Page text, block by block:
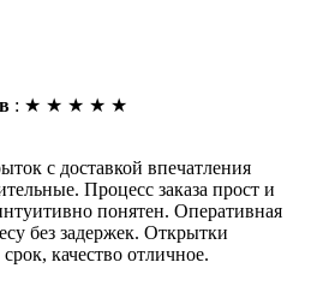
: ★ ★ ★ ★ ★
с доставкой впечатления
Процесс заказа прост и
понятен. Оперативная
без задержек. Открытки
качество отличное.